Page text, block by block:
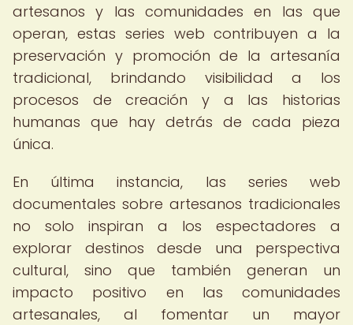
artesanos y las comunidades en las que
operan, estas series web contribuyen a la
preservación y promoción de la artesanía
tradicional, brindando visibilidad a los
procesos de creación y a las historias
humanas que hay detrás de cada pieza
única.
En última instancia, las series web
documentales sobre artesanos tradicionales
no solo inspiran a los espectadores a
explorar destinos desde una perspectiva
cultural, sino que también generan un
impacto positivo en las comunidades
artesanales, al fomentar un mayor